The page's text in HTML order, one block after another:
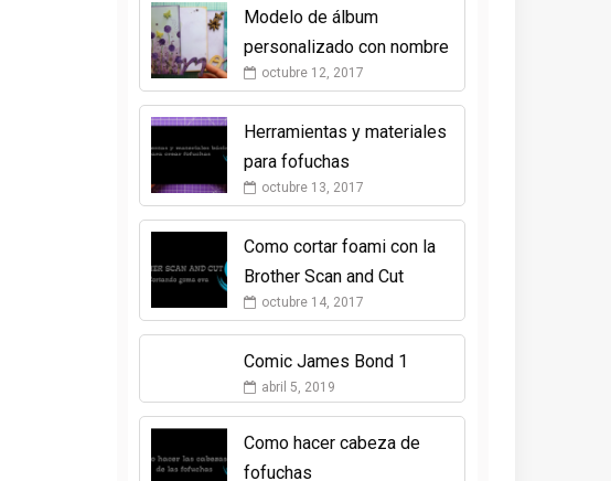
Modelo de álbum
personalizado con nombre
octubre 12, 2017
Herramientas y materiales
para fofuchas
octubre 13, 2017
Como cortar foami con la
Brother Scan and Cut
octubre 14, 2017
Comic James Bond 1
abril 5, 2019
Como hacer cabeza de
fofuchas